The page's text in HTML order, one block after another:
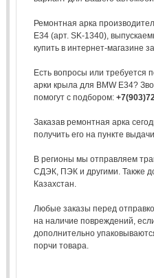
Ремонтная арка
Е34 (арт. SK-1340),
купить в интернет-магазине
Есть вопросы или требуется
арки крыла для BMW E34?
помогут с подбором:
Заказав ремонтная арка
получить его на пункте
В регионы мы отправляем
СДЭК, ПЭК и другими. Также
Казахстан.
Любые заказы перед
на наличие повреждений,
дополнительно
порчи товара.